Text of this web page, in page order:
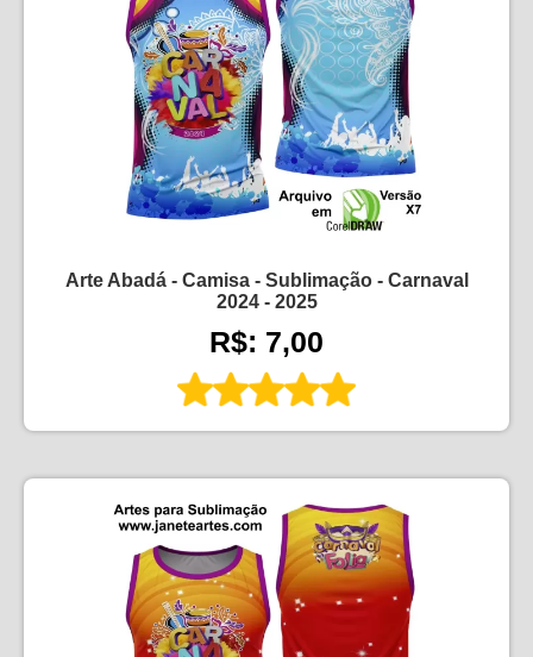
Arte Abadá - Camisa - Sublimação - Carnaval
2024 - 2025
R$: 7,00